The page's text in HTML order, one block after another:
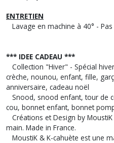
ENTRETIEN
Lavage en machine à 40° -
*** IDEE CADEAU ***
Collection "Hiver" - Spécial
crèche, nounou, enfant, fille,
anniversaire, cadeau noël
Snood, snood enfant, tour de
cou, bonnet enfant, bonnet
Créations et Design by
main. Made in France.
MoustiK & K-cahuète est une